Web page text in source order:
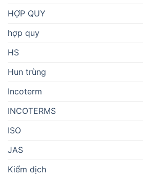
HỢP QUY
hợp quy
HS
Hun trùng
Incoterm
INCOTERMS
ISO
JAS
Kiểm dịch